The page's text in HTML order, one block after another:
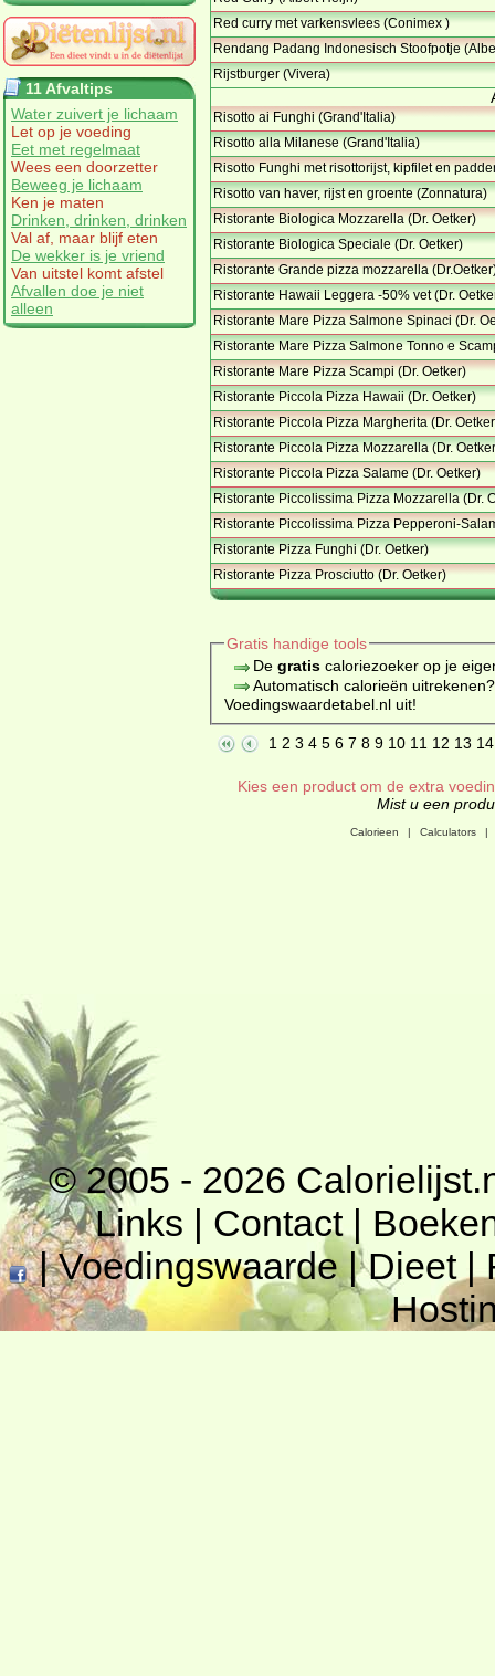
11 Afvaltips
Water zuivert je lichaam
Let op je voeding
Eet met regelmaat
Wees een doorzetter
Beweeg je lichaam
Ken je maten
Drinken, drinken, drinken
Val af, maar blijf eten
De wekker is je vriend
Van uitstel komt afstel
Afvallen doe je niet
alleen
Red curry met varkensvlees (Conimex )
Rendang Padang Indonesisch Stoofpotje
Rijstburger (Vivera)
Risotto ai Funghi (Grand'Italia)
Risotto alla Milanese (Grand'Italia)
Risotto Funghi met risottorijst, kipfilet en
Risotto van haver, rijst en groente (Zonnatura)
Ristorante Biologica Mozzarella (Dr. Oetker)
Ristorante Biologica Speciale (Dr. Oetker)
Ristorante Grande pizza mozzarella
Ristorante Hawaii Leggera -50% vet (Dr.
Ristorante Mare Pizza Salmone Spinaci (Dr.
Ristorante Mare Pizza Salmone Tonno e
Ristorante Mare Pizza Scampi (Dr. Oetker)
Ristorante Piccola Pizza Hawaii (Dr. Oetker)
Ristorante Piccola Pizza Margherita (Dr.
Ristorante Piccola Pizza Mozzarella (Dr.
Ristorante Piccola Pizza Salame (Dr. Oetker)
Ristorante Piccolissima Pizza Mozzarella (Dr.
Ristorante Piccolissima Pizza Pepperoni-
Ristorante Pizza Funghi (Dr. Oetker)
Ristorante Pizza Prosciutto (Dr. Oetker)
Gratis handige tools
De gratiscaloriezoeker op je
Automatisch calorieën
Voedingswaardetabel.nl uit!
1 2 3 4 5 6 7 8 9 10 11 12 13 14
Kies een product om de extra
Mist u een
Calorieen | Calculators |
© 2005 - 2026
Links | Contact|
|Voedingswaarde|Dieet|